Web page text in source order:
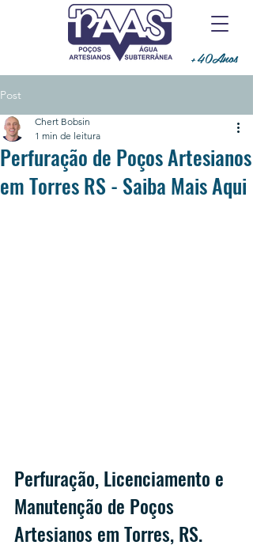
+40Anos
Post
Perfuração de Poços Artesianos
em Torres RS - Saiba Mais Aqui
Chert Bobsin
1 min de leitura
Perfuração, Licenciamento e
Manutenção de Poços
Artesianos em Torres, RS.